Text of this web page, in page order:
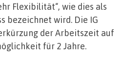
Flexibilität“, wie dies als
bezeichnet wird. Die IG
der Arbeitszeit auf
für 2 Jahre.